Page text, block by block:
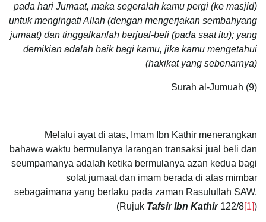
pada hari Jumaat, maka segeralah kamu pergi (ke masjid)
untuk mengingati Allah (dengan mengerjakan sembahyang
jumaat) dan tinggalkanlah berjual-beli (pada saat itu); yang
demikian adalah baik bagi kamu, jika kamu mengetahui
(hakikat yang sebenarnya)
Surah al-Jumuah (9)
Melalui ayat di atas, Imam Ibn Kathir menerangkan
bahawa waktu bermulanya larangan transaksi jual beli dan
seumpamanya adalah ketika bermulanya azan kedua bagi
solat jumaat dan imam berada di atas mimbar
sebagaimana yang berlaku pada zaman Rasulullah SAW.
(Rujuk Tafsir Ibn Kathir122/8[1])